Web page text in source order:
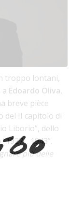
troppo lontani,
a Edoardo Oliva,
breve pièce
del II capitolo di
Liborio”, dello
1943”.
più delle